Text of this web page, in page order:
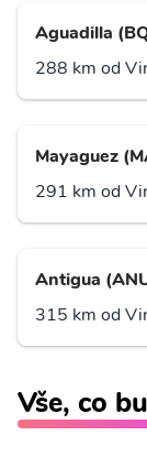
Aguadilla
288 km od
Mayaguez
291 km od
Antigua
315 km od
Vše, co